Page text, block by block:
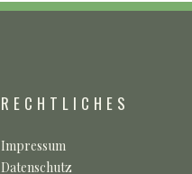
RECHTLICHES
Impressum
Datenschutz